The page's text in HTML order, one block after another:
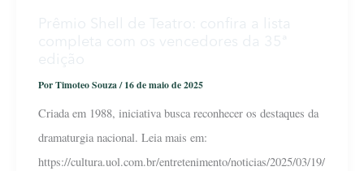
Prêmio Shell de Teatro: confira a lista
completa com os vencedores da 35ª
edição
PorTimoteo Souza/16 de maio de 2025
Criada em 1988, iniciativa busca reconhecer os destaques da
dramaturgia nacional. Leia mais em:
https://cultura.uol.com.br/entretenimento/noticias/2025/03/19/